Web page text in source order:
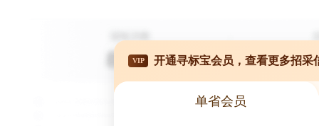
VIP 开通寻标宝会员，查看更多招采
单省会员